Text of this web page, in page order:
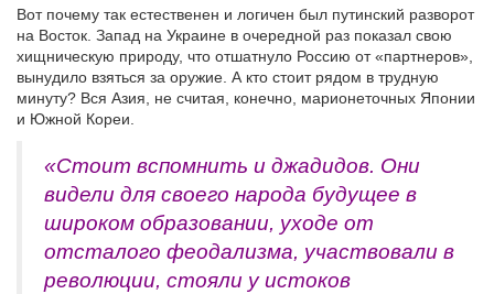
Вот почему так естественен и логичен был путинский разворот
на Восток. Запад на Украине в очередной раз показал свою
хищническую природу, что отшатнуло Россию от «партнеров»,
вынудило взяться за оружие. А кто стоит рядом в трудную
минуту? Вся Азия, не считая, конечно, марионеточных Японии
и Южной Кореи.
«Стоит вспомнить и джадидов. Они
видели для своего народа будущее в
широком образовании, уходе от
отсталого феодализма, участвовали в
революции, стояли у истоков